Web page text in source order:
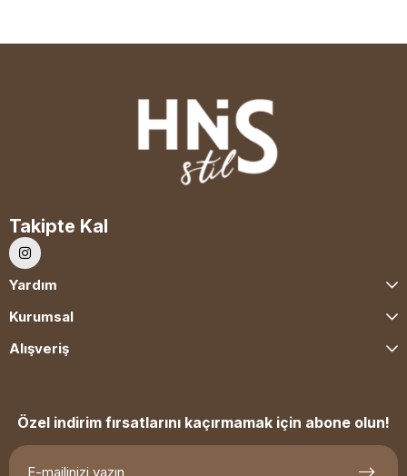
Takipte Kal
Yardım
Kurumsal
Alışveriş
Özel indirim fırsatlarını kaçırmamak için abone olun!